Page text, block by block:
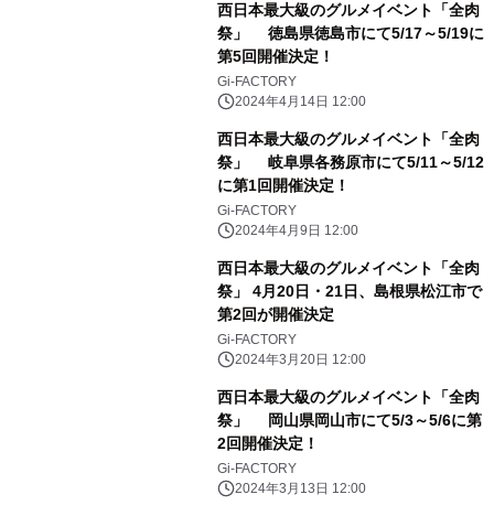
西日本最大級のグルメイベント「全肉
祭」 徳島県徳島市にて5/17～5/19に
第5回開催決定！
Gi-FACTORY
2024年4月14日 12:00
西日本最大級のグルメイベント「全肉
祭」 岐阜県各務原市にて5/11～5/12
に第1回開催決定！
Gi-FACTORY
2024年4月9日 12:00
西日本最大級のグルメイベント「全肉
祭」 4月20日・21日、島根県松江市で
第2回が開催決定
Gi-FACTORY
2024年3月20日 12:00
西日本最大級のグルメイベント「全肉
祭」 岡山県岡山市にて5/3～5/6に第
2回開催決定！
Gi-FACTORY
2024年3月13日 12:00